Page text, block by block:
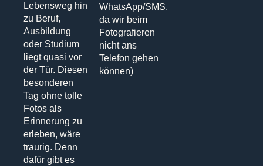
Lebensweg hin
zu Beruf,
Ausbildung
oder Studium
liegt quasi vor
der Tür. Diesen
besonderen
Tag ohne tolle
Fotos als
Erinnerung zu
erleben, wäre
traurig. Denn
dafür gibt es
WhatsApp/SMS,
da wir beim
Fotografieren
nicht ans
Telefon gehen
können)